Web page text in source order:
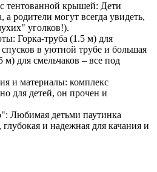
тентованной крышей: Дети
родители могут всегда увидеть,
уголков!).
Горка-труба (1.5 м) для
в уютной трубе и большая
м) для смельчаков – все под
и материалы: комплекс
для детей, он прочен и
Любимая детьми паутинка
и надежная для качания и